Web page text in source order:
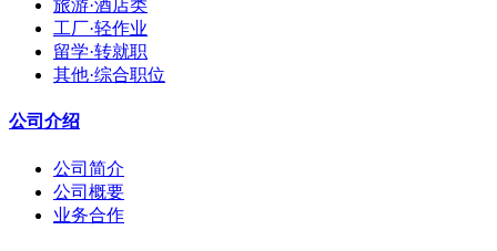
旅游·酒店类
工厂·轻作业
留学·转就职
其他·综合职位
公司介绍
公司简介
公司概要
业务合作